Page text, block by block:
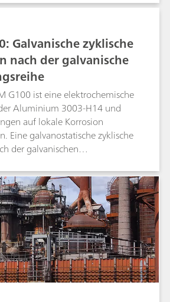
gewonnen wurden, mit
verglichen.
Galvanische zyklische
nach der galvanische
G100 ist eine elektrochemische
Aluminium 3003-H14 und
auf lokale Korrosion
Eine galvanostatische zyklische
der galvanischen
und einem Abwärtsscan. Die
am Ende jeder Stufe werden
angeglichen. So ergeben
bei Nullstrom.